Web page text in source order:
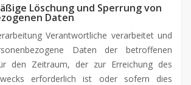
Löschung und Sperrung von
Daten
Verantwortliche verarbeitet und
Daten der betroffenen
den Zeitraum, der zur Erreichung des
erforderlich ist oder sofern dies